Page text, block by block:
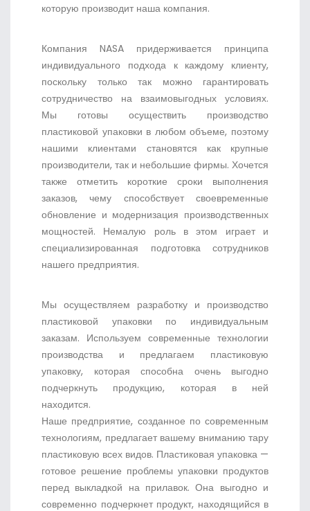
которую производит наша компания.
Компания NASA придерживается принципа
индивидуального подхода к каждому клиенту,
поскольку только так можно гарантировать
сотрудничество на взаимовыгодных условиях.
Мы готовы осуществить производство
пластиковой упаковки в любом объеме, поэтому
нашими клиентами становятся как крупные
производители, так и небольшие фирмы. Хочется
также отметить короткие сроки выполнения
заказов, чему способствует своевременные
обновление и модернизация производственных
мощностей. Немалую роль в этом играет и
специализированная подготовка сотрудников
нашего предприятия.
Мы осуществляем разработку и производство
пластиковой упаковки по индивидуальным
заказам. Используем современные технологии
производства и предлагаем пластиковую
упаковку, которая способна очень выгодно
подчеркнуть продукцию, которая в ней
находится.
Наше предприятие, созданное по современным
технологиям, предлагает вашему вниманию тару
пластиковую всех видов. Пластиковая упаковка —
готовое решение проблемы упаковки продуктов
перед выкладкой на прилавок. Она выгодно и
современно подчеркнет продукт, находящийся в